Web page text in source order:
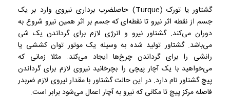
گشتاور یا تورک (Turque) حاصلضرب برداری نیروی وارد بر یک
جسم از نقطه اثر نیرو تا نقطه‌ای که جسم بر اثر همین نیرو شروع به
دوران می‌کند. گشتاور نیرو و انرژی لازم برای گرداندن یک شی
می‌باشد. گشتاور تولید شده به وسیله یک موتور توان کششی یا
رانشی را برای گرداندن چرخ‌ها ایجاد می‌کند. مثلا زمانی که
می‌خواهید با یک آچار پیچی را بچرخانید نیروی لازم برای گرداندن
پیچ گشتاور نام دارد. در این حالت گشتاور با مقدار نیروی لازم ضربدر
فاصله مرکز پیچ تا مکانی که نیرو به آچار اعمال می‌شود برابر است.